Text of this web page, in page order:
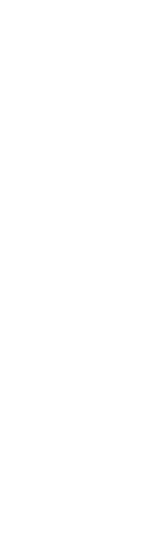
трендах,
отдыхе и